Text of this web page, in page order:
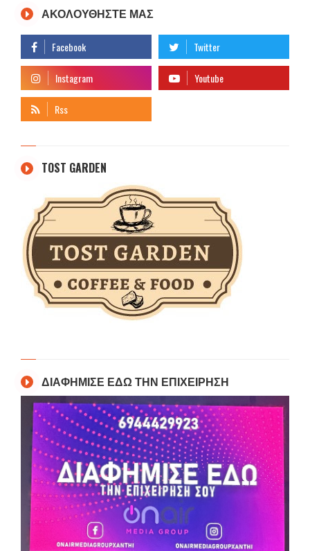
ΑΚΟΛΟΥΘΗΣΤΕ ΜΑΣ
TOST GARDEN
ΔΙΑΦΗΜΙΣΕ ΕΔΩ ΤΗΝ ΕΠΙΧΕΙΡΗΣΗ